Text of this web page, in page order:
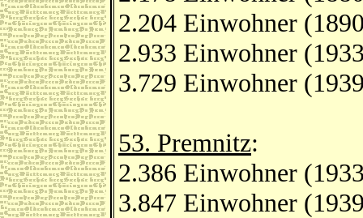
2.204 Einwohner
2.933 Einwohner
3.729 Einwohner
53. Premnitz:
2.386 Einwohner
3.847 Einwohner